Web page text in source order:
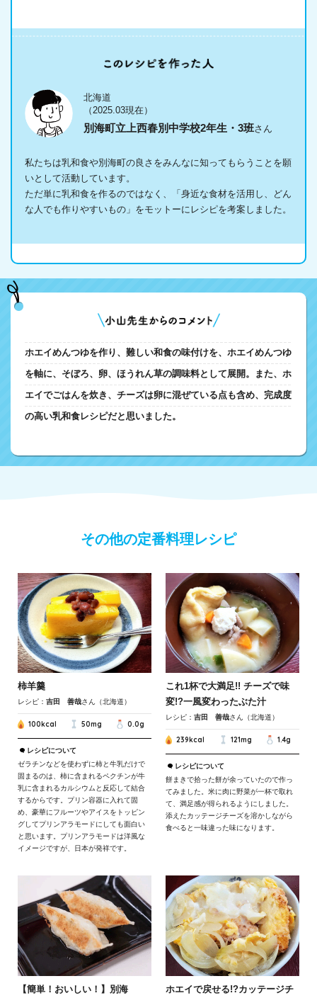
北海道
（2025.03現在）
別海町立上西春別中学校2年生・3班さん
私たちは乳和食や別海町の良さをみんなに知ってもらうことを願
いとして活動しています。
ただ単に乳和食を作るのではなく、「身近な食材を活用し、どん
な人でも作りやすいもの」をモットーにレシピを考案しました。
ホエイめんつゆを作り、難しい和食の味付けを、ホエイめんつゆ
を軸に、そぼろ、卵、ほうれん草の調味料として展開。また、ホ
エイでごはんを炊き、チーズは卵に混ぜている点も含め、完成度
の高い乳和食レシピだと思いました。
その他の定番料理レシピ
柿羊羹
レシピ：吉田 善哉さん（北海道）
100kcal 50mg 0.0g
レシピについて
ゼラチンなどを使わずに柿と牛乳だけで
固まるのは、柿に含まれるペクチンが牛
乳に含まれるカルシウムと反応して結合
するからです。プリン容器に入れて固
め、豪華にフルーツやアイスをトッピン
グしてプリンアラモードにしても面白い
と思います。プリンアラモードは洋風な
イメージですが、日本が発祥です。
これ1杯で大満足!! チーズで味
変!?一風変わったぶた汁
レシピ：吉田 善哉さん（北海道）
239kcal 121mg 1.4g
レシピについて
餅まきで拾った餅が余っていたので作っ
てみました。米に肉に野菜が一杯で取れ
て、満足感が得られるようにしました。
添えたカッテージチーズを溶かしながら
食べると一味違った味になります。
【簡単！おいしい！】別海
ホエイで戻せる!?カッテージチ